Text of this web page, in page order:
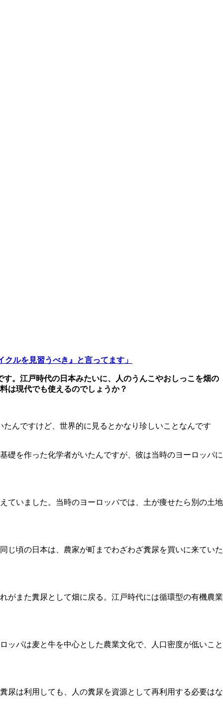
ルを見習うべき』と言ってます」
す。江戸時代の日本みたいに、人のうんこやおしっこを畑の
は現代でも使えるのでしょうか？
んですけど、世界的に見るとかなり珍しいことなんです
を作った化学者がいたんですが、彼は当時のヨーロッパに
ていました。当時のヨーロッパでは、土が痩せたら別の土地
頃の日本は、農家が町までわざわざ糞尿を買いに来ていた
また糞尿として畑に戻る。江戸時代には循環型の有機農業
パは麦と牛を中心とした農業文化で、人口密度が低いこと
は利用しても、人の糞尿を資源として再利用する必要はな